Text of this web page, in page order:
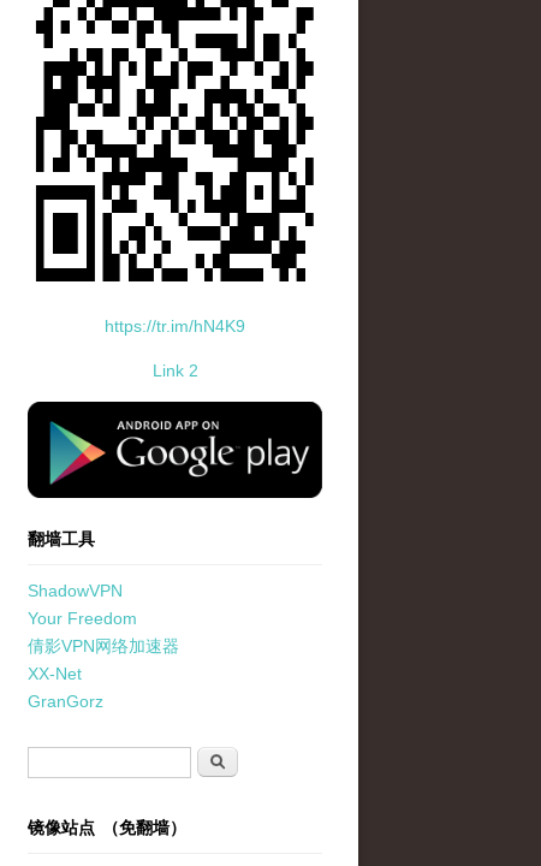
https://tr.im/hN4K9
Link 2
standard-icon-googleplay-app-store.png
翻墙工具
ShadowVPN
Your Freedom
倩影VPN网络加速器
XX-Net
GranGorz
搜索
镜像站点 （免翻墙）